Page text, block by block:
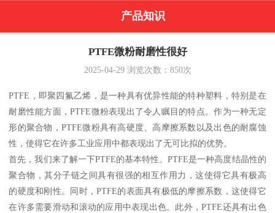
产品知识
PTFE微粉耐磨性很好
2025-04-29浏览次数： 850次
PTFE，即聚四氟乙烯，是一种具有优异性能的特种塑料，特别是在
耐磨性能方面，PTFE微粉表现出了令人瞩目的特点。作为一种无定
形的聚合物，PTFE微粉具有高硬度、高摩擦系数以及出色的耐腐蚀
性，使得它在许多工业应用中都表现出了无可比拟的优势。
首先，我们来了解一下PTFE的基本特性。PTFE是一种高度结晶性的
聚合物，其分子链之间具有很强的相互作用力，这使得它具有极高
的硬度和刚性。同时，PTFE的表面具有极低的摩擦系数，这使得它
在许多需要滑动和滚动的应用中表现出色。此外，PTFE还具有出色